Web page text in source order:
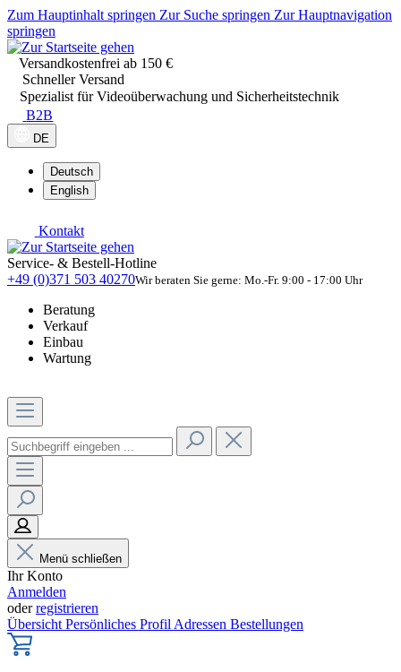
Zum Hauptinhalt springen Zur Suche springen Zur Hauptnavigation
springen
Versandkostenfrei ab 150 €
Schneller Versand
Spezialist für Videoüberwachung und Sicherheitstechnik
B2B
DE
Deutsch
English
Kontakt
Service- & Bestell-Hotline
+49 (0)371 503 40270Wir beraten Sie gerne: Mo.-Fr. 9:00 - 17:00 Uhr
Beratung
Verkauf
Einbau
Wartung
Menü schließen
Ihr Konto
Anmelden
oderregistrieren
Übersicht Persönliches Profil Adressen Bestellungen